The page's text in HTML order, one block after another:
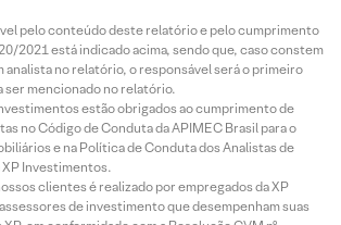
pelo conteúdo deste relatório e pelo cumprimento
2021 está indicado acima, sendo que, caso constem
analista no relatório, o responsável será o primeiro
ser mencionado no relatório.
estão obrigados ao cumprimento de
no Código de Conduta da APIMEC Brasil para o
e na Política de Conduta dos Analistas de
Investimentos.
clientes é realizado por empregados da XP
de investimento que desempenham suas